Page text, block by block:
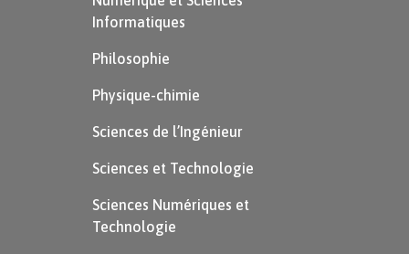
Informatiques
Philosophie
Physique-chimie
Sciences de l’Ingénieur
Sciences et Technologie
Sciences Numériques et
Technologie